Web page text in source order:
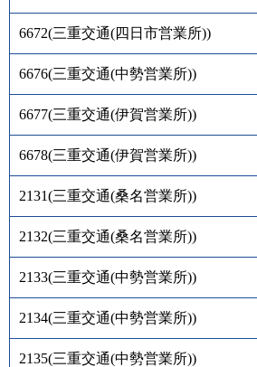
6672(三重交通(四日市営業所))
6676(三重交通(中勢営業所))
6677(三重交通(伊賀営業所))
6678(三重交通(伊賀営業所))
2131(三重交通(桑名営業所))
2132(三重交通(桑名営業所))
2133(三重交通(中勢営業所))
2134(三重交通(中勢営業所))
2135(三重交通(中勢営業所))